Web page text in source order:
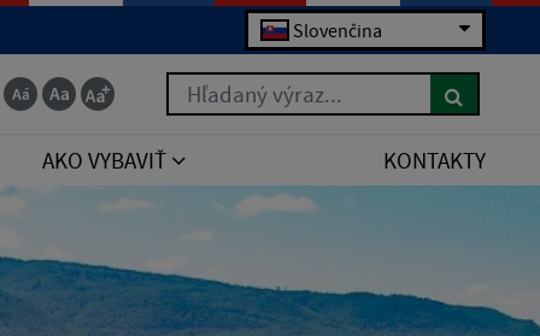
Slovenčina
Hľadaný výraz...
AKO VYBAVIŤ KONTAKTY